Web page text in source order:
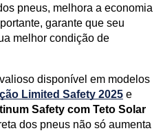
pneus, melhora a economia
garante que seu
melhor condição de
disponível em modelos
Limited Safety 2025
Safety com Teto Solar
dos pneus não só aumenta